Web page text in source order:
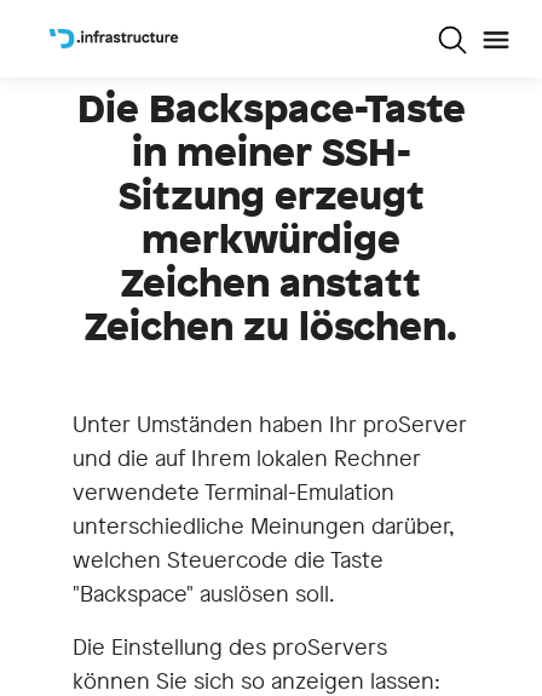
Die Backspace-Taste
in meiner SSH-
Sitzung erzeugt
merkwürdige
Zeichen anstatt
Zeichen zu löschen.
Unter Umständen haben Ihr proServer
und die auf Ihrem lokalen Rechner
verwendete Terminal-Emulation
unterschiedliche Meinungen darüber,
welchen Steuercode die Taste
"Backspace" auslösen soll.
Die Einstellung des proServers
können Sie sich so anzeigen lassen: